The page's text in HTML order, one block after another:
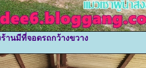
านมีที่จอดรถกว้างขวาง